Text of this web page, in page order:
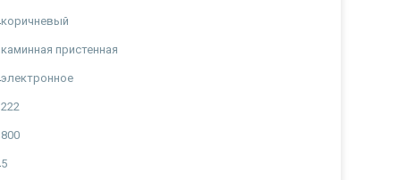
коричневый
каминная пристенная
электронное
222
800
5